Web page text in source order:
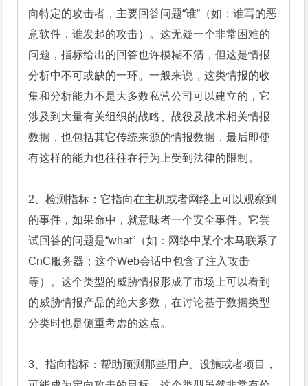
向特定的攻击者，主要回答问题“谁”（如：谁写的恶
意软件，谁发起的攻击）。这无疑一个非常困难的
问题，指标给出的回答也许模糊不清，但这是情报
分析中不可或缺的一环。一般来说，这类情报的收
集和分析能力不是大多数私营公司可以建立的，它
涉及到大量有关组织的战略、战役及战术相关情报
数据，也包括其它传统来源的情报数据，最后即使
有这样的能力也往往在行为上受到法律的限制。
2、检测指标：它指向在主机或者网络上可以观察到
的事件，如果命中，就意味者一个安全事件。它尝
试回答的问题是“what”（如：网络中某个木马联系了
CnC服务器；这个Web会话中包含了注入攻击
等）。这个类型的威胁情报形成了市场上可以看到
的威胁情报产品的绝大多数，在讨论基于数据类型
分类时也是侧重考虑的这点。
3、指向指标：帮助预测那些用户、设施或者项目，